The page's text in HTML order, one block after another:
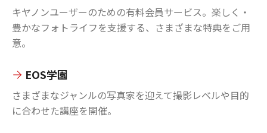
キヤノンユーザーのための有料会員サービス。楽しく・
豊かなフォトライフを支援する、さまざまな特典をご用
意。
EOS学園
さまざまなジャンルの写真家を迎えて撮影レベルや目的
に合わせた講座を開催。